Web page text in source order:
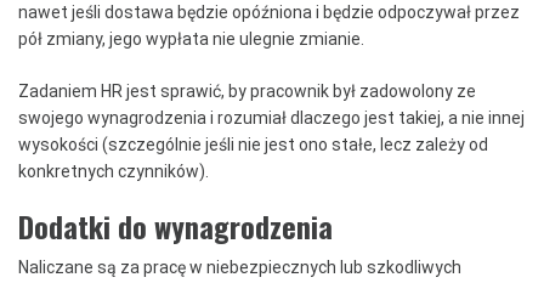
nawet jeśli dostawa będzie opóźniona i będzie odpoczywał przez
pół zmiany, jego wypłata nie ulegnie zmianie.
Zadaniem HR jest sprawić, by pracownik był zadowolony ze
swojego wynagrodzenia i rozumiał dlaczego jest takiej, a nie innej
wysokości (szczególnie jeśli nie jest ono stałe, lecz zależy od
konkretnych czynników).
Dodatki do wynagrodzenia
Naliczane są za pracę w niebezpiecznych lub szkodliwych